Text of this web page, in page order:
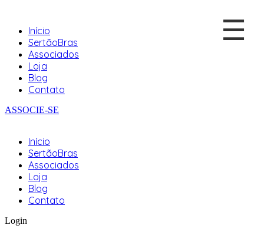
Início
SertãoBras
Associados
Loja
Blog
Contato
ASSOCIE-SE
Início
SertãoBras
Associados
Loja
Blog
Contato
☰
Login